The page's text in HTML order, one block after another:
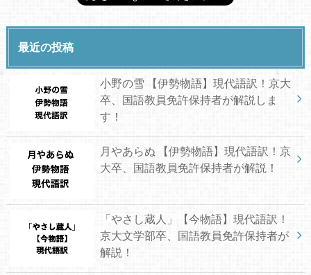
最近の投稿
小野の雪 【伊勢物語】現代語訳！京大
卒、国語教員免許保持者が解説しま
す！
月やあらぬ 【伊勢物語】現代語訳！京
大卒、国語教員免許保持者が解説！
「やさし蔵人」【今物語】現代語訳！
京大文学部卒、国語教員免許保持者が
解説！